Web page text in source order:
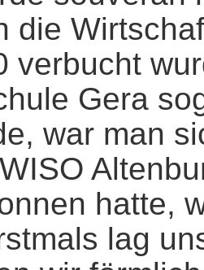
die
verbucht
Gera
war man
hatte,
lag